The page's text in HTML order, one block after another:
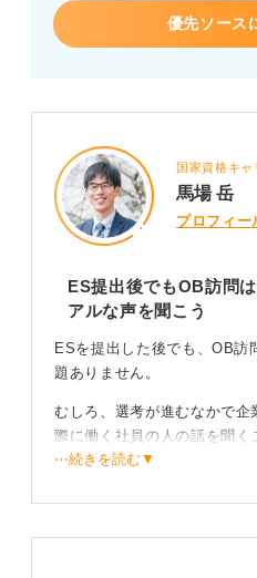
優先ソース
国家資格キ
馬場 岳
プロフィー
ES提出後でもOB訪問
アルな声を聞こう
ESを提出した後でも、OB訪
題ありません。
むしろ、選考が進むなかで
際に働く社員の人の話を聞く
⋯続きを読む▼